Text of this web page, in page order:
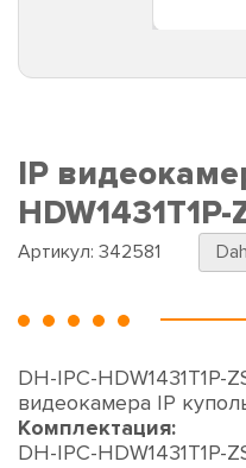
IP
HDW1431T1P-
Артикул: 342581
DH-IPC-HDW1431T1P-
видеокамера IP
Комплектация:
DH-IPC-HDW1431T1P-